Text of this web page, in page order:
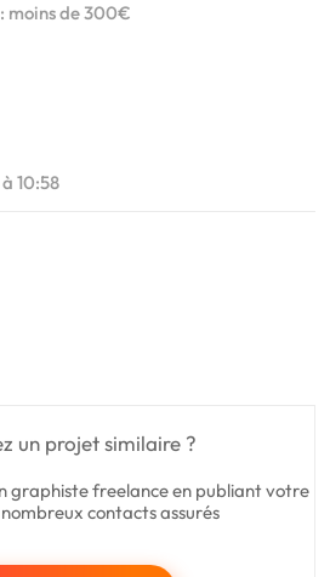
moins de 300€
10:58
un projet similaire ?
graphiste freelance en publiant votre
contacts assurés